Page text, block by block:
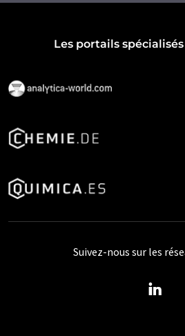
Les portails spécialisés
Suivez-nous sur les